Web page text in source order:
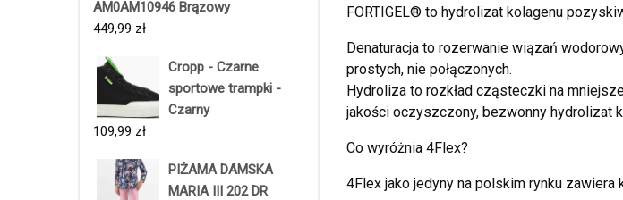
AM0AM10946 Brązowy
449,99 zł
Cropp - Czarne
sportowe trampki -
Czarny
109,99 zł
PIŻAMA DAMSKA
MARIA III 202 DR
FORTIGEL® to hydrolizat kolagenu
Denaturacja to rozerwanie wiązań
prostych, nie połączonych.
Hydroliza to rozkład cząsteczki na
jakości oczyszczony, bezwonny hydrolizat
Co wyróżnia 4Flex?
4Flex jako jedyny na polskim rynku